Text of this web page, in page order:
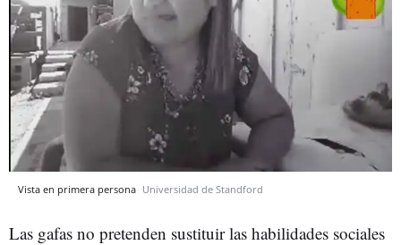
Vista en primera persona Universidad de Standford
Las gafas no pretenden sustituir las habilidades sociales